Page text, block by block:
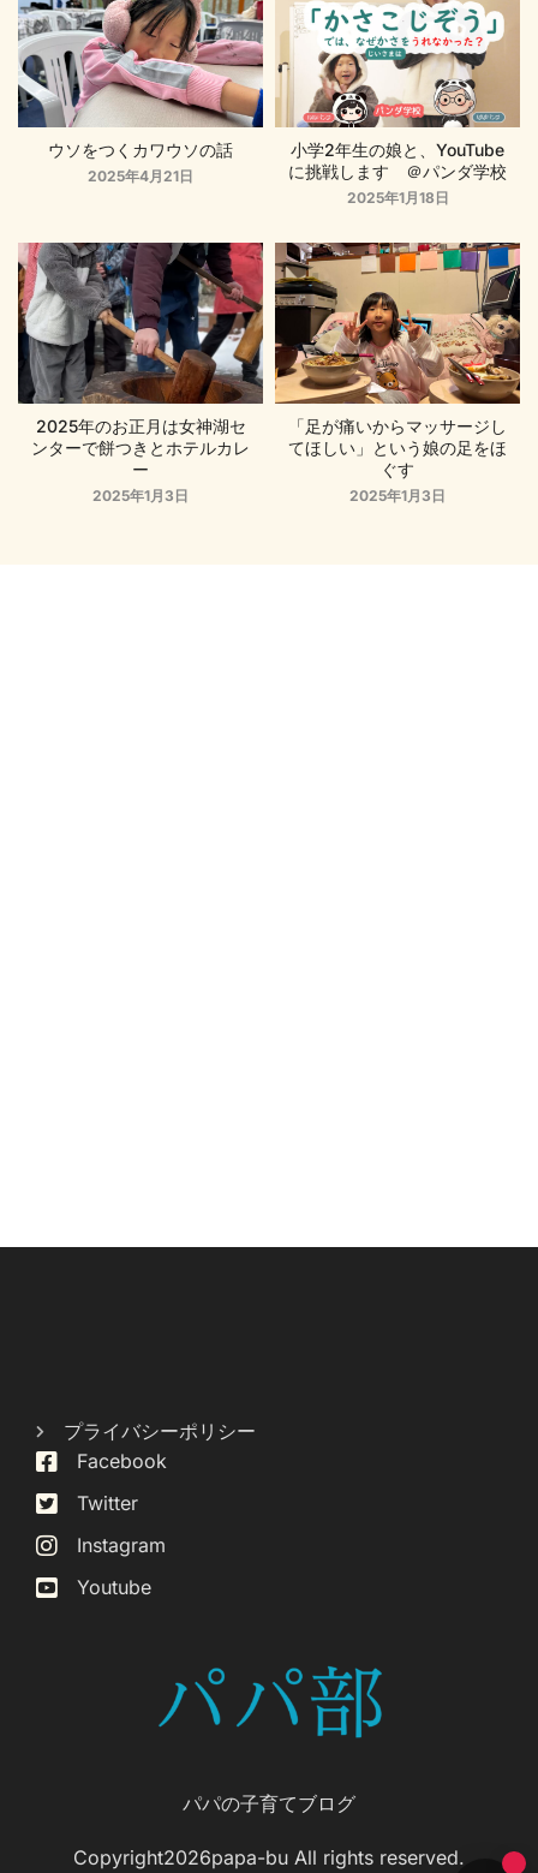
ウソをつくカワウソの話
2025年4月21日
小学2年生の娘と、YouTube
に挑戦します ＠パンダ学校
2025年1月18日
2025年のお正月は女神湖セ
ンターで餅つきとホテルカレ
ー
2025年1月3日
「足が痛いからマッサージし
てほしい」という娘の足をほ
ぐす
2025年1月3日
プライバシーポリシー
Facebook
Twitter
Instagram
Youtube
パパの子育てブログ
Copyright2026papa-bu All rights reserved.